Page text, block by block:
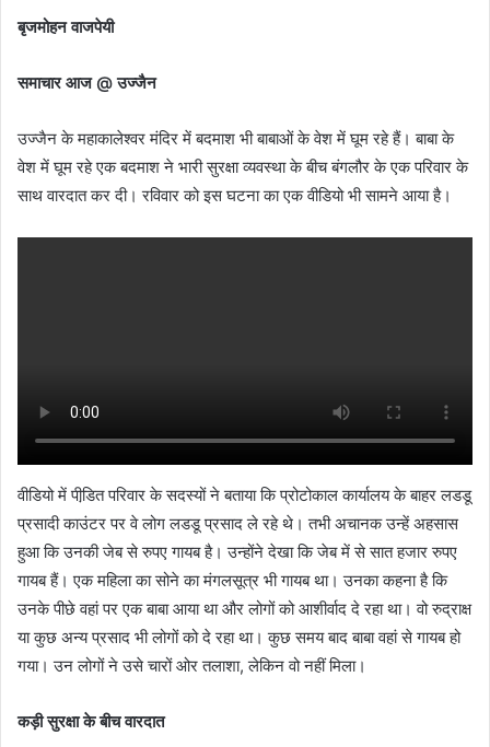
बृजमोहन वाजपेयी
समाचार आज @ उज्‍जैन
उज्‍जैन के महाकालेश्‍वर मंदिर में बदमाश भी बाबाओं के वेश में घूम रहे हैं। बाबा के
वेश में घूम रहे एक बदमाश ने भारी सुरक्षा व्‍यवस्‍था के बीच बंगलौर के एक परिवार के
साथ वारदात कर दी। रविवार को इस घटना का एक वीडियो भी सामने आया है।
वीडियो में पीडि़त परिवार के सदस्‍यों ने बताया कि प्रोटोकाल कार्यालय के बाहर लडडू
प्रसादी काउंटर पर वे लोग लडडू प्रसाद ले रहे थे। तभी अचानक उन्‍हें अहसास
हुआ कि उनकी जेब से रुपए गायब है। उन्‍होंने देखा कि जेब में से सात हजार रुपए
गायब हैं। एक महिला का सोने का मंगलसूत्र भी गायब था। उनका कहना है कि
उनके पीछे वहां पर एक बाबा आया था और लोगों को आशीर्वाद दे रहा था। वो रुद्राक्ष
या कुछ अन्‍य प्रसाद भी लोगों को दे रहा था। कुछ समय बाद बाबा वहां से गायब हो
गया। उन लोगों ने उसे चारों ओर तलाशा, लेकिन वो नहीं मिला।
कड़ी सुरक्षा के बीच वारदात